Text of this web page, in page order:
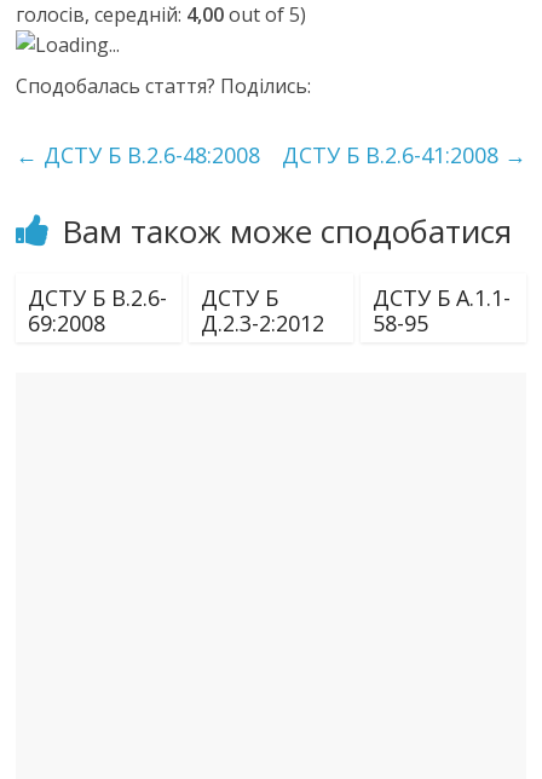
голосів, середній: 4,00out of 5)
Loading...
Сподобалась стаття? Поділись:
← ДСТУ Б В.2.6-48:2008 ДСТУ Б В.2.6-41:2008 →
Вам також може сподобатися
ДСТУ Б В.2.6-
69:2008
ДСТУ Б
Д.2.3-2:2012
ДСТУ Б А.1.1-
58-95